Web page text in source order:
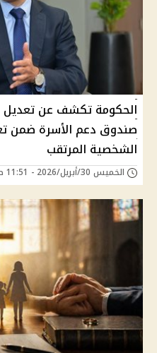
الحكومة تكشف عن تعديل
صندوق دعم الأسرة ضمن
الشخصية المرتقب
الخميس 30/أبريل/2026 - 11:51 ص